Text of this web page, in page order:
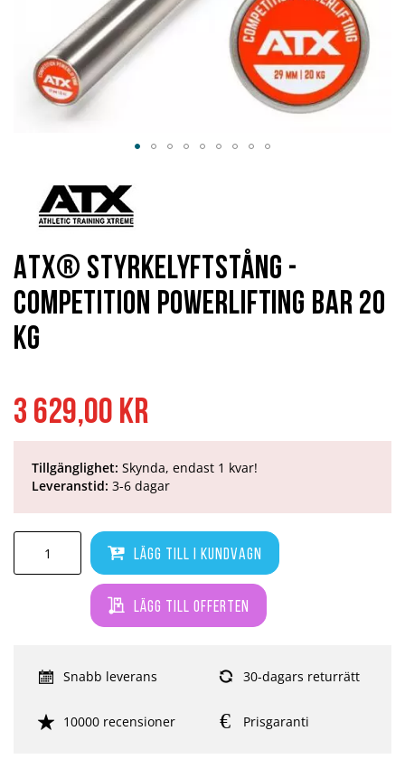
3 629,00 kr
Lägg till i kundvagn
Lägg till offerten
Tillgänglighet: Skynda, endast 1 kvar!
Leveranstid: 3-6 dagar
Snabb leverans 30-dagars returrätt
10000 recensioner Prisgaranti
ATX® Styrkelyftstång -
Competition Powerlifting Bar 20
kg
början
bildgalleriet